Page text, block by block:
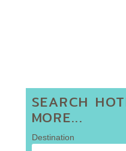
SEARCH
MORE...
Destination